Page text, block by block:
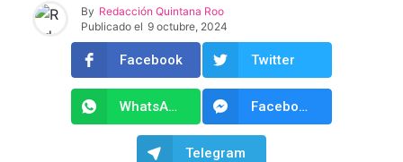
By Redacción Quintana Roo
Publicado el 9 octubre, 2024
Facebook Twitter
WhatsApp Facebook Messenger
Telegram